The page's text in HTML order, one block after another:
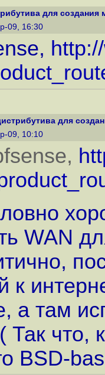
для создания
09, 16:30
для
09, 10:10
WAN
к
а там
Так
BSD-